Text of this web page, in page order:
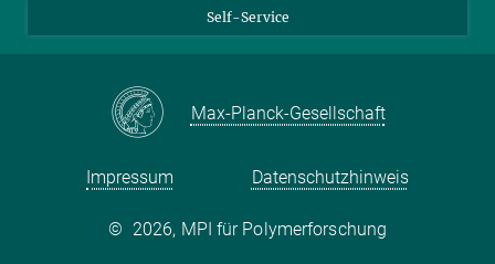
Self-Service
Max-Planck-Gesellschaft
Impressum Datenschutzhinweis
© 2026, MPI für Polymerforschung